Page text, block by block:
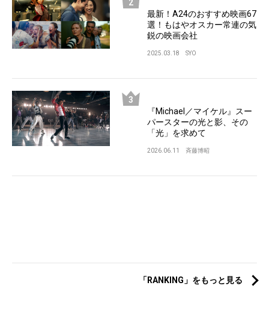
最新！A24のおすすめ映画67
選！もはやオスカー常連の気
鋭の映画会社
2025.03.18 SYO
『Michael／マイケル』スー
パースターの光と影、その
「光」を求めて
2026.06.11 斉藤博昭
「RANKING」をもっと見る